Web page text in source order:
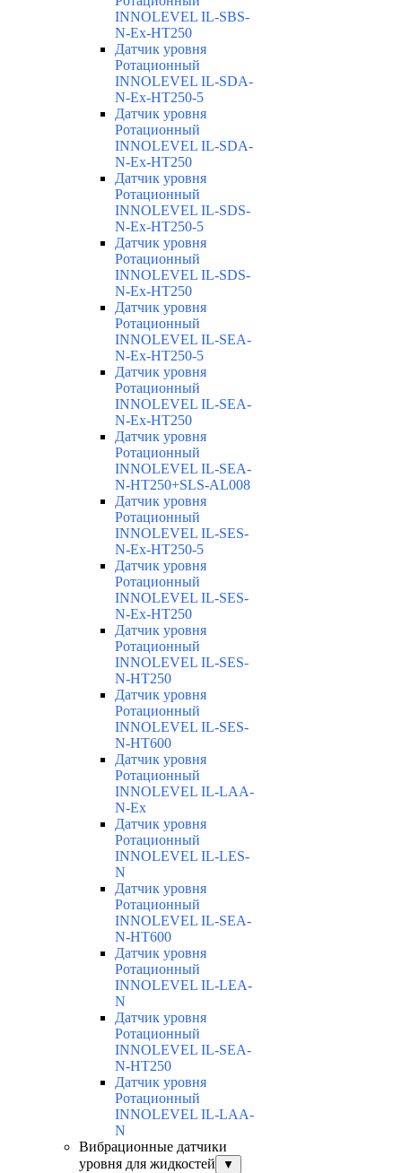
INNOLEVEL IL-SBS-
N-Ex-HT250
Датчик уровня
Ротационный
INNOLEVEL IL-SDA-
N-Ex-HT250-5
Датчик уровня
Ротационный
INNOLEVEL IL-SDA-
N-Ex-HT250
Датчик уровня
Ротационный
INNOLEVEL IL-SDS-
N-Ex-HT250-5
Датчик уровня
Ротационный
INNOLEVEL IL-SDS-
N-Ex-HT250
Датчик уровня
Ротационный
INNOLEVEL IL-SEA-
N-Ex-HT250-5
Датчик уровня
Ротационный
INNOLEVEL IL-SEA-
N-Ex-HT250
Датчик уровня
Ротационный
INNOLEVEL IL-SEA-
N-HT250+SLS-AL008
Датчик уровня
Ротационный
INNOLEVEL IL-SES-
N-Ex-HT250-5
Датчик уровня
Ротационный
INNOLEVEL IL-SES-
N-Ex-HT250
Датчик уровня
Ротационный
INNOLEVEL IL-SES-
N-HT250
Датчик уровня
Ротационный
INNOLEVEL IL-SES-
N-HT600
Датчик уровня
Ротационный
INNOLEVEL IL-LAA-
N-Ex
Датчик уровня
Ротационный
INNOLEVEL IL-LES-
N
Датчик уровня
Ротационный
INNOLEVEL IL-SEA-
N-HT600
Датчик уровня
Ротационный
INNOLEVEL IL-LEA-
N
Датчик уровня
Ротационный
INNOLEVEL IL-SEA-
N-HT250
Датчик уровня
Ротационный
INNOLEVEL IL-LAA-
N
Вибрационные датчики
уровня для жидкостей
▼